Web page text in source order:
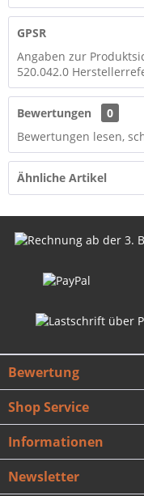
GPSR
Angaben zur
520.042.0
Bewertungen
0
Bewertungen lesen,
Ähnliche Artikel
Bewertung
Shop Service
Informationen
Newsletter